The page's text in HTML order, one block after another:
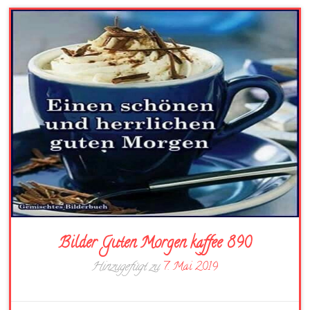
Bilder Guten Morgen kaffee 890
Hinzugefügt zu7. Mai 2019